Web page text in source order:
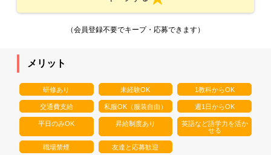
（会員登録不要でキープ・応募できます）
メリット
研修あり 未経験OK 1教科からOK
交通費支給 私服OK（服装自由） 週1日からOK
平日のみOK 昇給制度あり
英語など語学力を活か
せる
職場禁煙 友達と応募歓迎